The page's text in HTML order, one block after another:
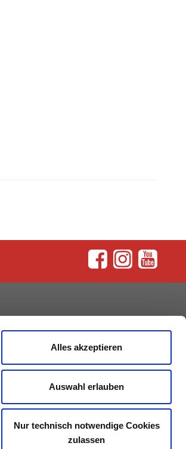
Alles akzeptieren
Auswahl erlauben
Nur technisch notwendige Cookies
zulassen